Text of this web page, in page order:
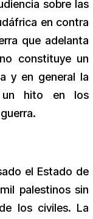
sobre las
en contra
que adelanta
constituye un
y en general la
un hito en los
el Estado de
palestinos sin
los civiles. La